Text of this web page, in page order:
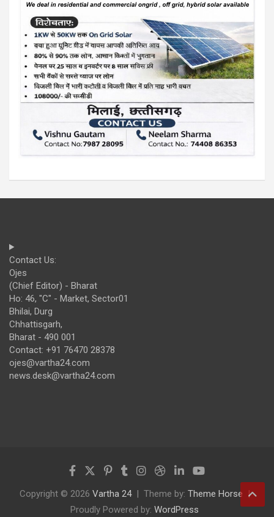
Contact Us:
Ojes
(Chief Editor) - Bharat
Ho: 46, "C" - Market, Sector01
Bhilai, Durg
Chhattisgarh,
Bharat - 490 001
Contact: +91 76470 28378
ojes@vartha24.com
news.desk@vartha24.com
Copyright © 2026 Vartha 24 Theme by: Theme Horse
Proudly Powered by: WordPress